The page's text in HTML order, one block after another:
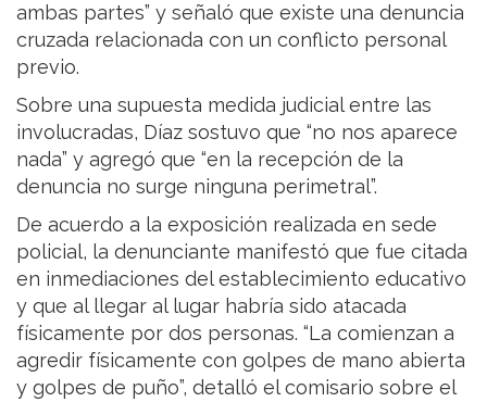
ambas partes” y señaló que existe una denuncia
cruzada relacionada con un conflicto personal
previo.
Sobre una supuesta medida judicial entre las
involucradas, Díaz sostuvo que “no nos aparece
nada” y agregó que “en la recepción de la
denuncia no surge ninguna perimetral”.
De acuerdo a la exposición realizada en sede
policial, la denunciante manifestó que fue citada
en inmediaciones del establecimiento educativo
y que al llegar al lugar habría sido atacada
físicamente por dos personas. “La comienzan a
agredir físicamente con golpes de mano abierta
y golpes de puño”, detalló el comisario sobre el